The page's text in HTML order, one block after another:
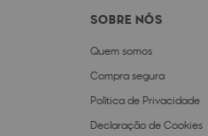
SOBRE NÓS
Quem somos
Compra segura
Política de Privacidade
Declaração de Cookies